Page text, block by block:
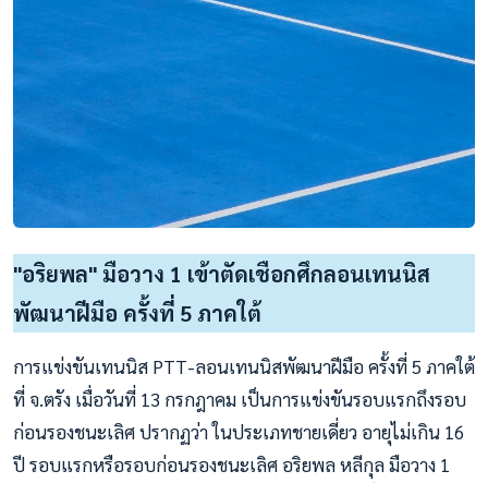
"อริยพล" มือวาง 1 เข้าตัดเชือกศึกลอนเทนนิส
พัฒนาฝีมือ ครั้งที่ 5 ภาคใต้
การแข่งขันเทนนิส PTT-ลอนเทนนิสพัฒนาฝีมือ ครั้งที่ 5 ภาคใต้
ที่ จ.ตรัง เมื่อวันที่ 13 กรกฎาคม เป็นการแข่งขันรอบแรกถึงรอบ
ก่อนรองชนะเลิศ ปรากฏว่า ในประเภทชายเดี่ยว อายุไม่เกิน 16
ปี รอบแรกหรือรอบก่อนรองชนะเลิศ อริยพล หลีกุล มือวาง 1